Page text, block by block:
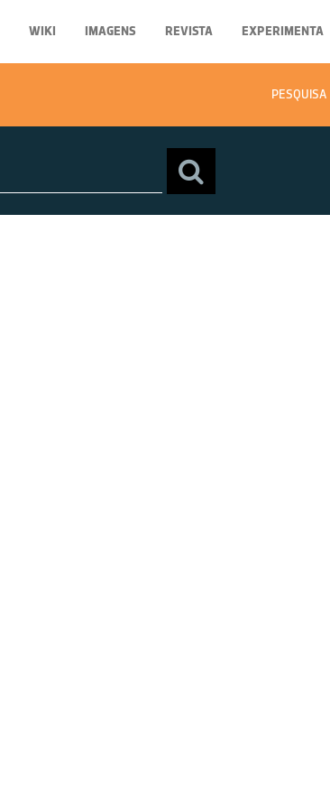
WIKI IMAGENS REVISTA EXPERIMENTA
PESQUISA